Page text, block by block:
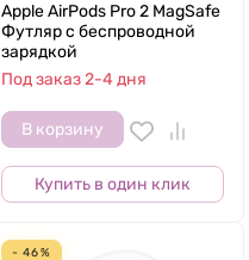
Apple AirPods Pro 2 MagSafe
Футляр с беспроводной
зарядкой
Под заказ 2-4 дня
В корзину
Купить в один клик
- 46%